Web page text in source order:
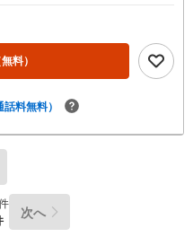
無料）
話料無料）
次へ